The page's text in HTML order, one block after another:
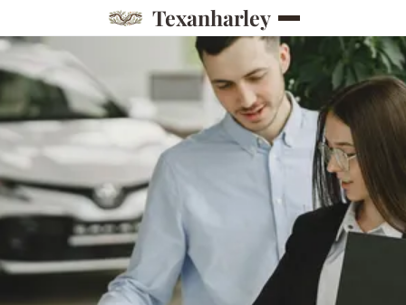
Texanharley